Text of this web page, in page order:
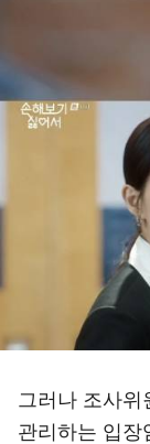
그러나 조사
관리하는 입장